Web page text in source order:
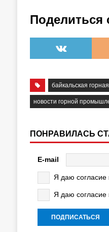
Поделиться
байкальская
новости горной
ПОНРАВИЛАСЬ
E-mail
Я даю согласие
Я даю согласие